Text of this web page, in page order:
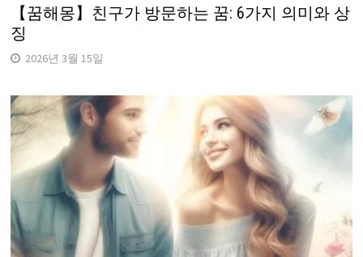
【꿈해몽】친구가 방문하는 꿈: 6가지 의미와 상
징
2026년 3월 15일